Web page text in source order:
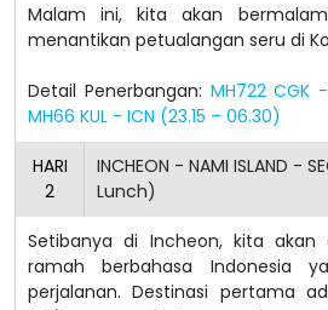
Malam ini, kita akan
menantikan petualangan seru di
Detail Penerbangan: MH722 CGK
MH66 KUL - ICN (23.15 – 06.30)
HARI
2
INCHEON - NAMI ISLAND -
Lunch)
Setibanya di Incheon, kita akan
ramah berbahasa Indonesia
perjalanan. Destinasi pertama